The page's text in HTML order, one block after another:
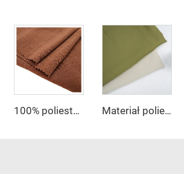
100% poliester tkanina do sukienek CEY Airflow Crepe Fabrics Materiał poliestrowy 135gsm Twill SPH tkanina jednobarwnie barwiona moda na suknie, koszule i abaje dla kobiet